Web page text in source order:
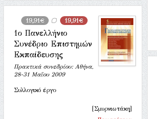
19,91€ 19,91€
1ο Πανελλήνιο
Συνέδριο Επιστημών
Εκπαίδευσης
Πρακτικά συνεδρίου: Αθήνα,
28-31 Μαΐου 2009
Συλλογικό έργο
[Σμυρνιωτάκη]